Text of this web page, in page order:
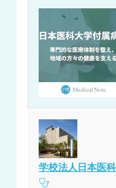
学校法人日本医